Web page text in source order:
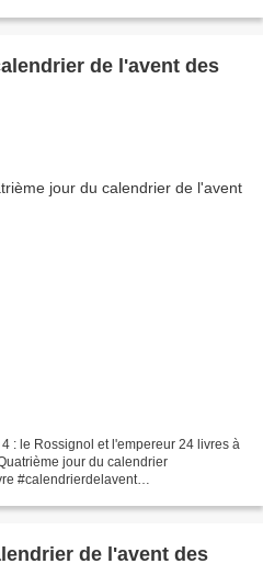
de l'avent des
: le Rossignol et l'empereur 24 livres à
jour du calendrier
#calendrierdelavent
de l'avent des